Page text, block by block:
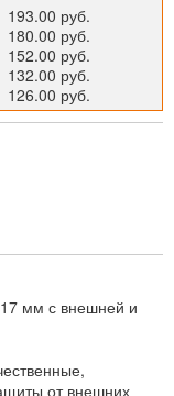
193.00 руб.
180.00 руб.
152.00 руб.
132.00 руб.
126.00 руб.
мм с внешней и
от внешних